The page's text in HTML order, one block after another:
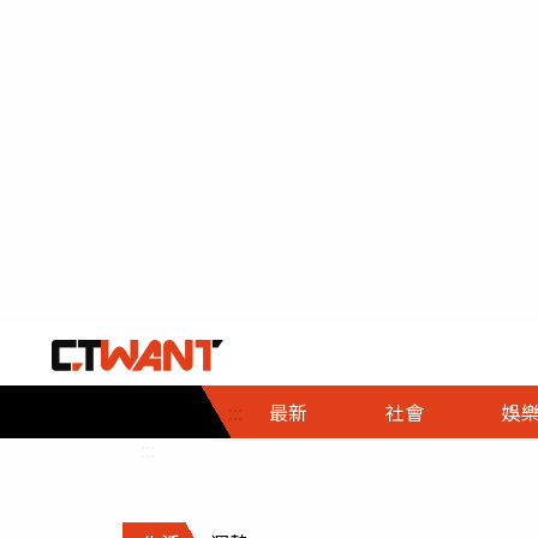
::: 最新 社會
社會首頁
時事
調查
娛樂
娛樂首頁
即時
財經首頁
熱線
政